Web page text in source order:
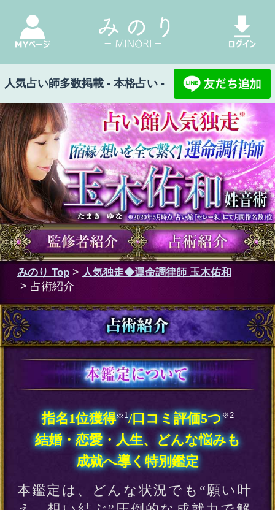
みのり Top >人気独走◆運命調律師 玉木佑和
> 占術紹介
結婚・恋愛・人生、どんな悩みも
成就へ導く特別鑑定
本鑑定は、どんな状況でも“願い叶
え、想い結ぶ”圧倒的な成就力で解
決へと導いてきた玉木佑和のオリ
ジナル鑑定です。相談者や想いを
寄せるあの人の名前に宿る音、
『姓音』を導き、結婚運命やこの
先の人生、2人の想いが結ばれる特
別な日を1つ1つ浮き彫りにしてあ
なたの願いを成就へ導きます。
占い館「セレーネ」にて月間指名数1位
※2 大手電話占いより